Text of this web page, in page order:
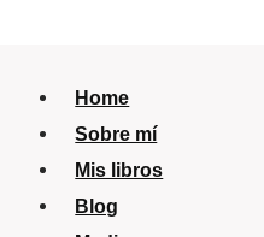
Home
Sobre mí
Mis libros
Blog